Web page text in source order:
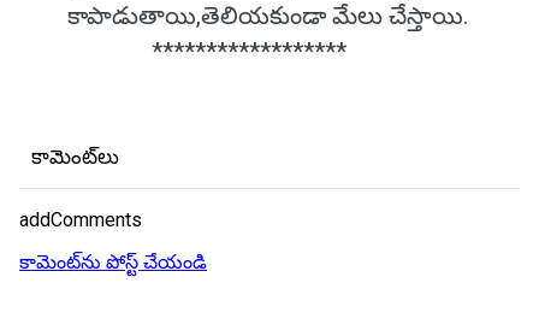
కాపాడుతాయి,తెలియకుండా మేలు చేస్తాయి.
******************
కామెంట్‌లు
addComments
కామెంట్‌ను పోస్ట్ చేయండి